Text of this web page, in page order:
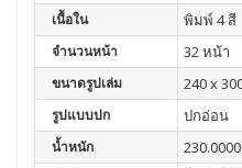
เนื้อใน พิมพ์ 4 สี
จำนวนหน้า 32 หน้า
ขนาดรูปเล่ม 240 x
รูปแบบปก ปกอ่อน
น้ำหนัก 230.0000